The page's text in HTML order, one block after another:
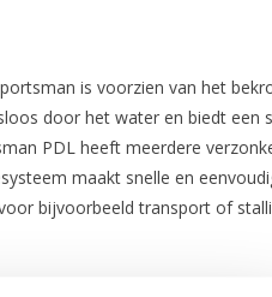
is voorzien van het
door het water en biedt
PDL heeft meerdere
maakt snelle en
bijvoorbeeld transport of